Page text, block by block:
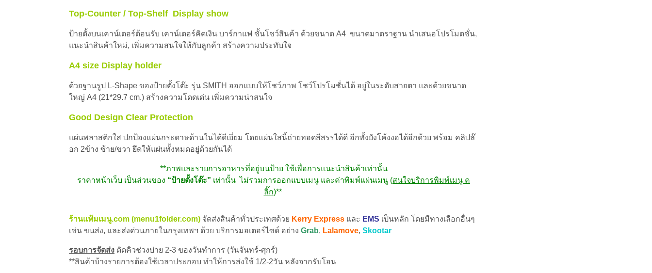
Top-Counter / Top-Shelf Display show
ป้ายตั้งบนเคาน์เตอร์ต้อนรับ เคาน์เตอร์คิดเงิน บาร์กาแฟ ชั้นโชว์สินค้า ด้วยขนาด A4 ขนาดมาตราฐาน นำเสนอโปรโมตชั่น,
แนะนำสินค้าใหม่, เพิ่มความสนใจให้กับลูกค้า สร้างความประทับใจ
A4 size Display holder
ด้วยฐานรูป L-Shape ของป้ายตั้งโต๊ะ รุ่น SMITH ออกแบบให้โชว์ภาพ โชว์โปรโมชั่นได้ อยู่ในระดับสายตา และด้วยขนาด
ใหญ่ A4 (21*29.7 cm.) สร้างความโดดเด่น เพิ่มความน่าสนใจ
Good Design Clear Protection
แผ่นพลาสติกใส ปกป้องแผ่นกระดาษด้านในได้ดีเยี่ยม โดยแผ่นใสนี้ถ่ายทอดสีสรรได้ดี อีกทั้งยังโค้งงอได้อีกด้วย พร้อม คลิปล๊
อก 2ข้าง ซ้าย/ขวา ยึดให้แผ่นทั้งหมดอยู่ด้วยกันได้
**ภาพและรายการอาหารที่อยู่บนป้าย ใช้เพื่อการแนะนำสินค้าเท่านั้น
ราคาหน้าเว็บ เป็นส่วนของ “ป้ายตั้งโต๊ะ” เท่านั้น ไม่รวมการออกแบบเมนู และค่าพิมพ์แผ่นเมนู (สนใจบริการพิมพ์เมนู ค
ลิ๊ก)**
ร้านแฟ้มเมนู.com (menu1folder.com) จัดส่งสินค้าทั่วประเทศด้วย Kerry Express และ EMS เป็นหลัก โดยมีทางเลือกอื่นๆ
เช่น ขนส่ง, และส่งด่วนภายในกรุงเทพฯ ด้วย บริการมอเตอร์ไซด์ อย่าง Grab, Lalamove, Skootar
รอบการจัดส่ง ตัดคิวช่วงบ่าย 2-3 ของวันทำการ (วันจันทร์-ศุกร์)
**สินค้าบ้างรายการต้องใช้เวลาประกอบ ทำให้การส่งใช้ 1/2-2วัน หลังจากรับโอน